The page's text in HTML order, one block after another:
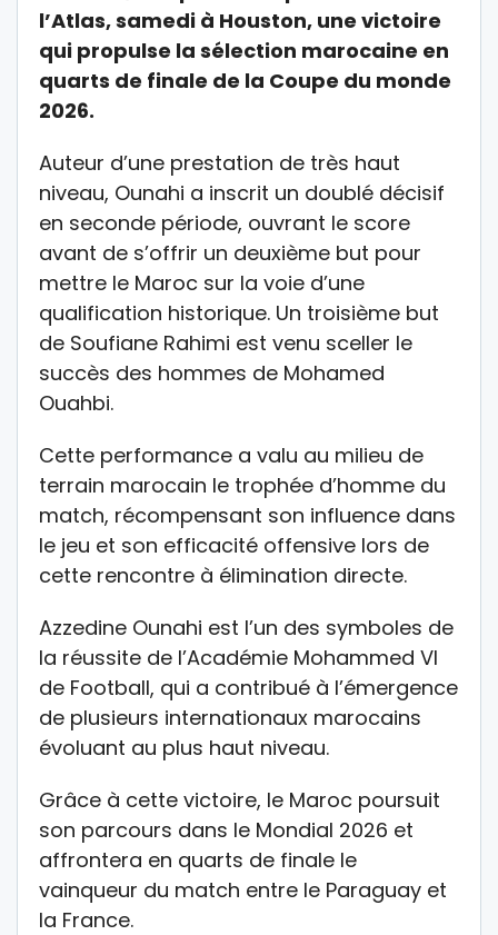
l’Atlas, samedi à Houston, une victoire
qui propulse la sélection marocaine en
quarts de finale de la Coupe du monde
2026.
Auteur d’une prestation de très haut
niveau, Ounahi a inscrit un doublé décisif
en seconde période, ouvrant le score
avant de s’offrir un deuxième but pour
mettre le Maroc sur la voie d’une
qualification historique. Un troisième but
de Soufiane Rahimi est venu sceller le
succès des hommes de Mohamed
Ouahbi.
Cette performance a valu au milieu de
terrain marocain le trophée d’homme du
match, récompensant son influence dans
le jeu et son efficacité offensive lors de
cette rencontre à élimination directe.
Azzedine Ounahi est l’un des symboles de
la réussite de l’Académie Mohammed VI
de Football, qui a contribué à l’émergence
de plusieurs internationaux marocains
évoluant au plus haut niveau.
Grâce à cette victoire, le Maroc poursuit
son parcours dans le Mondial 2026 et
affrontera en quarts de finale le
vainqueur du match entre le Paraguay et
la France.